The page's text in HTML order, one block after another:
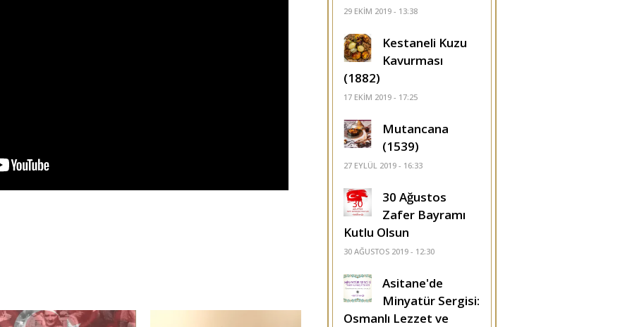
29 EKIM 2019 - 13:38
Kestaneli Kuzu
Kavurması
(1882)
17 EKIM 2019 - 17:25
Mutancana
(1539)
27 EYLÜL 2019 - 16:33
30 Ağustos
Zafer Bayramı
Kutlu Olsun
30 AĞUSTOS 2019 - 12:30
Asitane'de
Minyatür Sergisi:
Osmanlı Lezzet ve